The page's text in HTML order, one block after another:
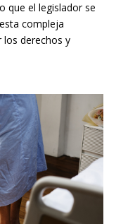
que el legislador se
compleja
los derechos y